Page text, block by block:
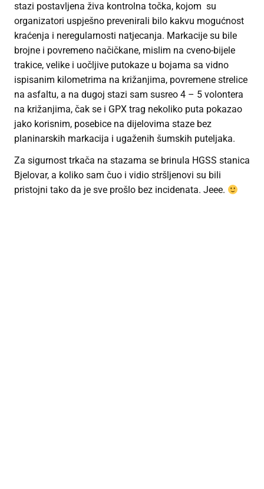
stazi postavljena živa kontrolna točka, kojom su
organizatori uspješno prevenirali bilo kakvu mogućnost
kraćenja i neregularnosti natjecanja. Markacije su bile
brojne i povremeno načičkane, mislim na cveno-bijele
trakice, velike i uočljive putokaze u bojama sa vidno
ispisanim kilometrima na križanjima, povremene strelice
na asfaltu, a na dugoj stazi sam susreo 4 – 5 volontera
na križanjima, čak se i GPX trag nekoliko puta pokazao
jako korisnim, posebice na dijelovima staze bez
planinarskih markacija i ugaženih šumskih puteljaka.
Za sigurnost trkača na stazama se brinula HGSS stanica
Bjelovar, a koliko sam čuo i vidio stršljenovi su bili
pristojni tako da je sve prošlo bez incidenata. Jeee.